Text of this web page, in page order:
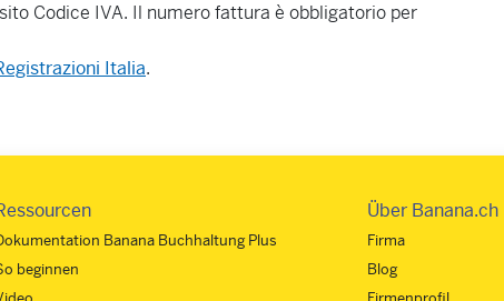
Codice IVA. Il numero fattura è obbligatorio per
Italia.
Banana Buchhaltung Plus
beginnen
Über Banana.ch
Firma
Blog